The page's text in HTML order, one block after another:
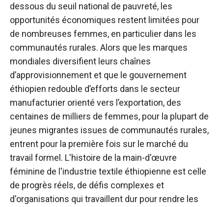
dessous du seuil national de pauvreté, les
opportunités économiques restent limitées pour
de nombreuses femmes, en particulier dans les
communautés rurales. Alors que les marques
mondiales diversifient leurs chaînes
d’approvisionnement et que le gouvernement
éthiopien redouble d’efforts dans le secteur
manufacturier orienté vers l’exportation, des
centaines de milliers de femmes, pour la plupart de
jeunes migrantes issues de communautés rurales,
entrent pour la première fois sur le marché du
travail formel. L'histoire de la main-d'œuvre
féminine de l'industrie textile éthiopienne est celle
de progrès réels, de défis complexes et
d'organisations qui travaillent dur pour rendre les